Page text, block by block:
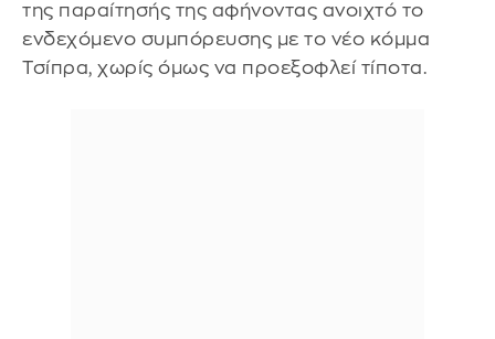
της παραίτησής της αφήνοντας ανοιχτό το
ενδεχόμενο συμπόρευσης με το νέο κόμμα
Τσίπρα, χωρίς όμως να προεξοφλεί τίποτα.